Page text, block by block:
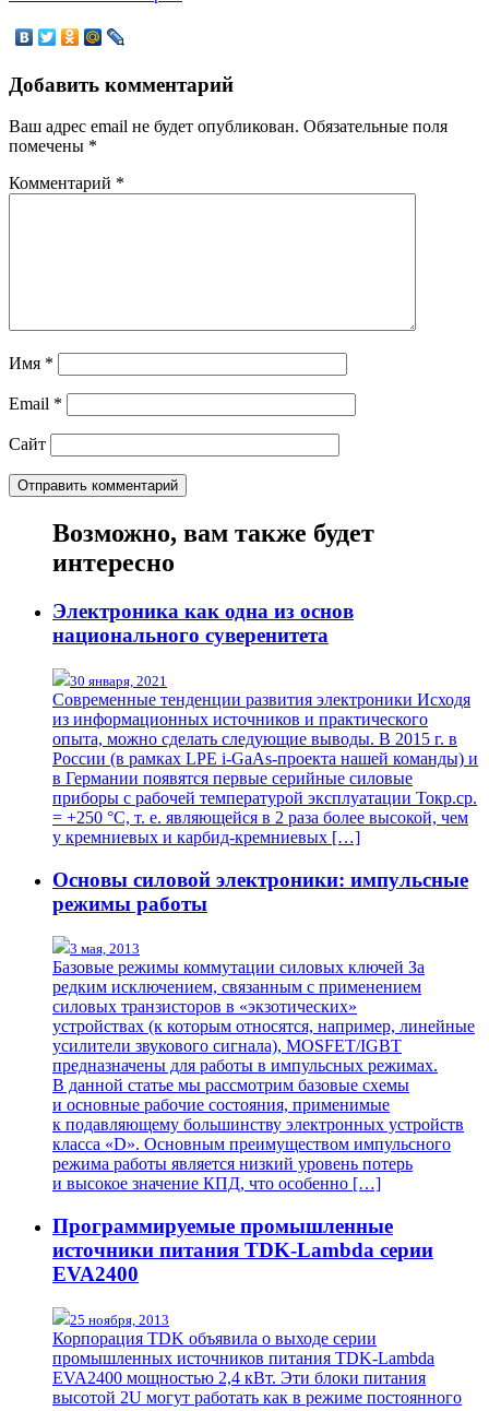
Добавить комментарий
Ваш адрес email не будет опубликован. Обязательные поля
помечены *
Комментарий *
Имя *
Email *
Сайт
Возможно, вам также будет
интересно
Электроника как одна из основ
национального суверенитета
30 января, 2021
Современные тенденции развития электроники Исходя
из информационных источников и практического
опыта, можно сделать следующие выводы. В 2015 г. в
России (в рамках LPE i-GaAs-проекта нашей команды) и
в Германии появятся первые серийные силовые
приборы с рабочей температурой эксплуатации Токр.ср.
= +250 °С, т. е. являющейся в 2 раза более высокой, чем
у кремниевых и карбид-кремниевых […]
Основы силовой электроники: импульсные
режимы работы
3 мая, 2013
Базовые режимы коммутации силовых ключей За
редким исключением, связанным с применением
силовых транзисторов в «экзотических»
устройствах (к которым относятся, например, линейные
усилители звукового сигнала), MOSFET/IGBT
предназначены для работы в импульсных режимах.
В данной статье мы рассмотрим базовые схемы
и основные рабочие состояния, применимые
к подавляющему большинству электронных устройств
класса «D». Основным преимуществом импульсного
режима работы является низкий уровень потерь
и высокое значение КПД, что особенно […]
Программируемые промышленные
источники питания TDK-Lambda серии
EVA2400
25 ноября, 2013
Корпорация TDK объявила о выходе серии
промышленных источников питания TDK-Lambda
EVA2400 мощностью 2,4 кВт. Эти блоки питания
высотой 2U могут работать как в режиме постоянного